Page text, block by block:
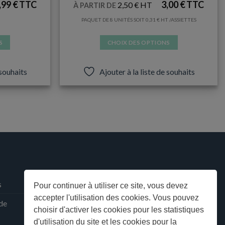
Pour continuer à utiliser ce site, vous devez
accepter l'utilisation des cookies. Vous pouvez
choisir d'activer les cookies pour les statistiques
d'utilisation du site et les cookies pour la
€ À PARTIR DE 2,50€ 3,00€
PAQUET DE 8 UNITÉS SOIT 0,31 € /ASSIETTES
CHOIX DES OPTIONS
plusieurs
sur
la
page
produit
Ajouter à la liste de souhaits